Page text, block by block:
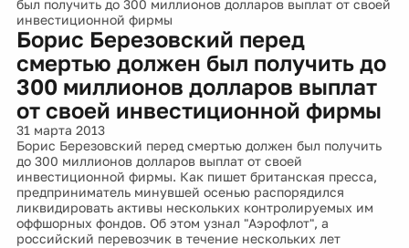
был получить до 300 миллионов долларов выплат от своей
инвестиционной фирмы
Борис Березовский перед
смертью должен был получить до
300 миллионов долларов выплат
от своей инвестиционной фирмы
31 марта 2013
Борис Березовский перед смертью должен был получить
до 300 миллионов долларов выплат от своей
инвестиционной фирмы. Как пишет британская пресса,
предприниматель минувшей осенью распорядился
ликвидировать активы нескольких контролируемых им
оффшорных фондов. Об этом узнал "Аэрофлот", а
российский перевозчик в течение нескольких лет